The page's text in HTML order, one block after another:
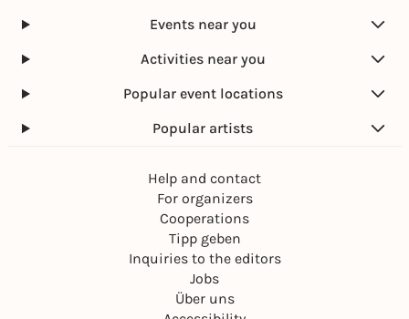
Events near you
Activities near you
Popular event locations
Popular artists
Help and contact
For organizers
Cooperations
Tipp geben
Inquiries to the editors
Jobs
Über uns